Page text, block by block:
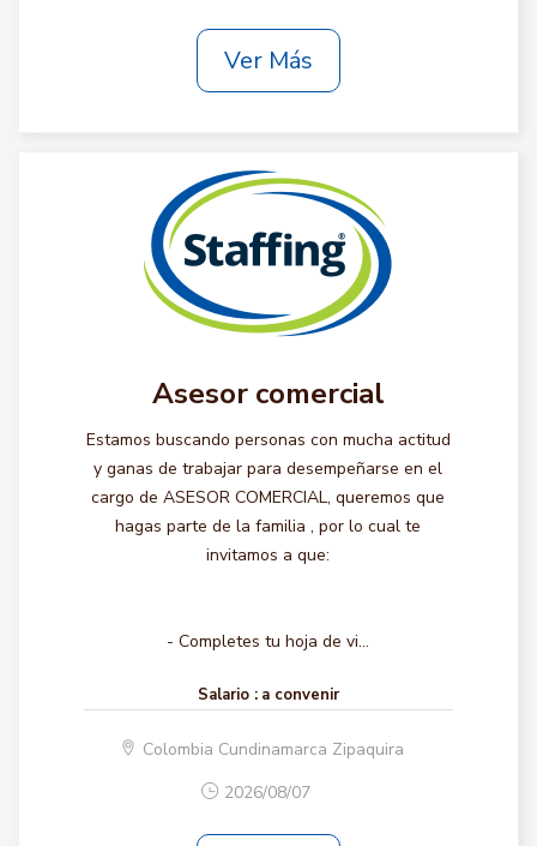
Ver Más
Asesor comercial
Estamos buscando personas con mucha actitud
y ganas de trabajar para desempeñarse en el
cargo de ASESOR COMERCIAL, queremos que
hagas parte de la familia , por lo cual te
invitamos a que:
- Completes tu hoja de vi...
Salario : a convenir
Colombia Cundinamarca Zipaquira
2026/08/07